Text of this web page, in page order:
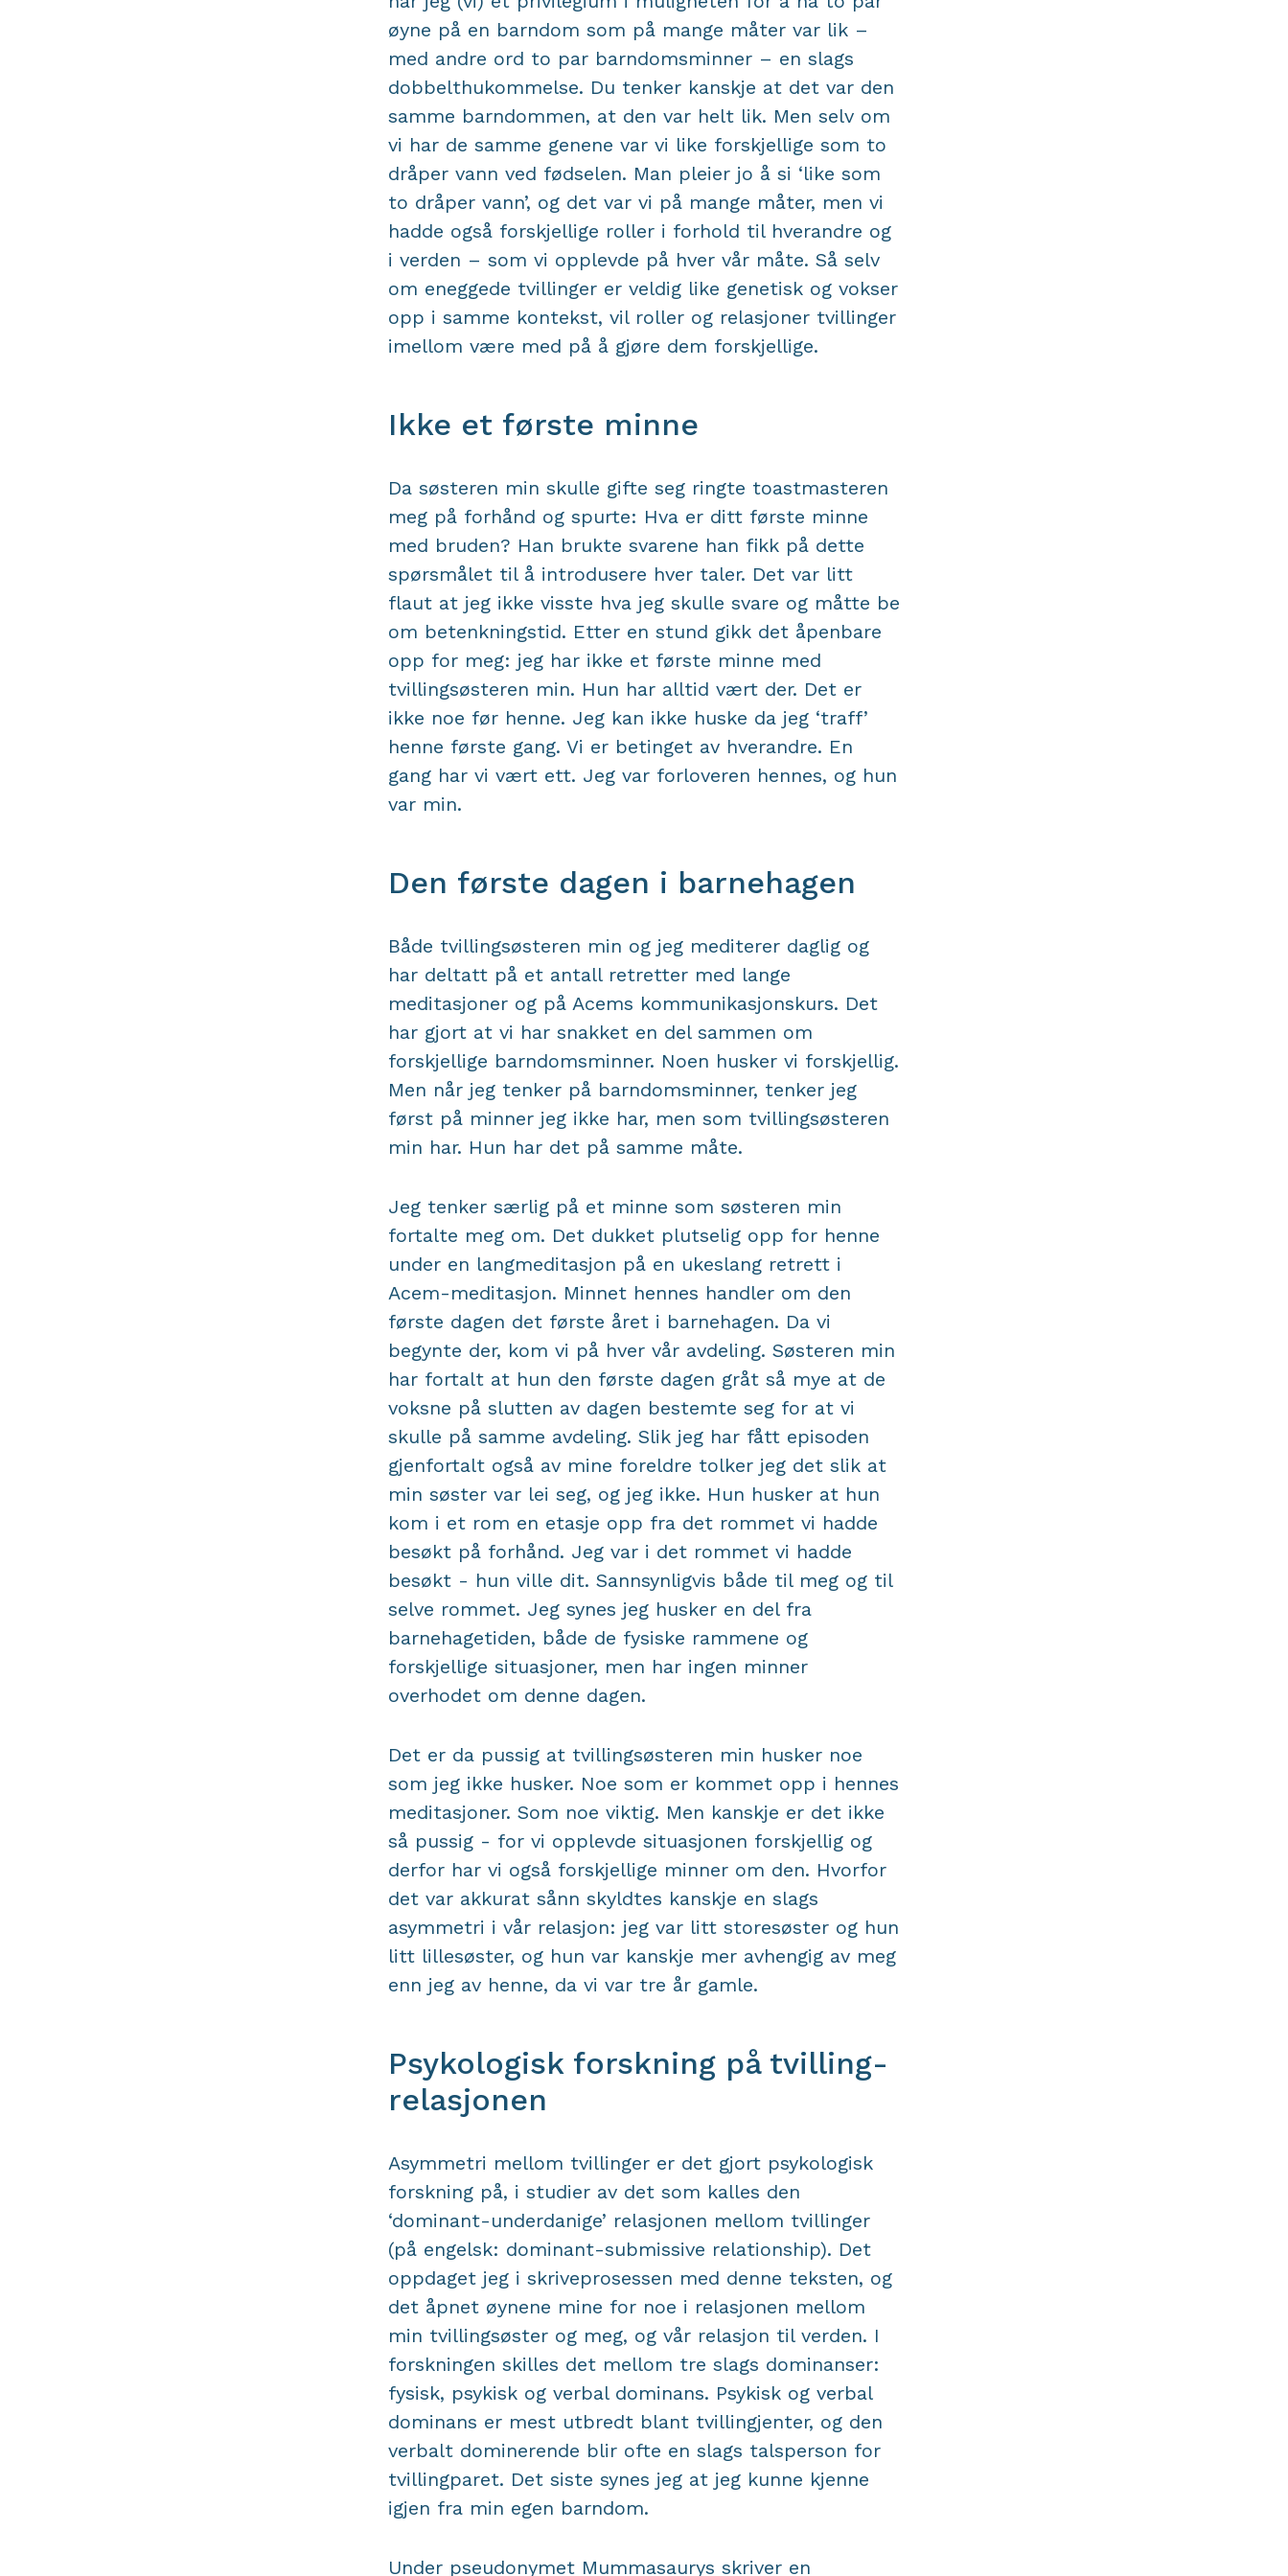
øyne på en barndom som på mange måter var lik –
med andre ord to par barndomsminner – en slags
dobbelthukommelse. Du tenker kanskje at det var den
samme barndommen, at den var helt lik. Men selv om
vi har de samme genene var vi like forskjellige som to
dråper vann ved fødselen. Man pleier jo å si ‘like som
to dråper vann’, og det var vi på mange måter, men vi
hadde også forskjellige roller i forhold til hverandre og
i verden – som vi opplevde på hver vår måte. Så selv
om eneggede tvillinger er veldig like genetisk og vokser
opp i samme kontekst, vil roller og relasjoner tvillinger
imellom være med på å gjøre dem forskjellige.
Ikke et første minne
Da søsteren min skulle gifte seg ringte toastmasteren
meg på forhånd og spurte: Hva er ditt første minne
med bruden? Han brukte svarene han fikk på dette
spørsmålet til å introdusere hver taler. Det var litt
flaut at jeg ikke visste hva jeg skulle svare og måtte be
om betenkningstid. Etter en stund gikk det åpenbare
opp for meg: jeg har ikke et første minne med
tvillingsøsteren min. Hun har alltid vært der. Det er
ikke noe før henne. Jeg kan ikke huske da jeg ‘traff’
henne første gang. Vi er betinget av hverandre. En
gang har vi vært ett. Jeg var forloveren hennes, og hun
var min.
Den første dagen i barnehagen
Både tvillingsøsteren min og jeg mediterer daglig og
har deltatt på et antall retretter med lange
meditasjoner og på Acems kommunikasjonskurs. Det
har gjort at vi har snakket en del sammen om
forskjellige barndomsminner. Noen husker vi forskjellig.
Men når jeg tenker på barndomsminner, tenker jeg
først på minner jeg ikke har, men som tvillingsøsteren
min har. Hun har det på samme måte.
Jeg tenker særlig på et minne som søsteren min
fortalte meg om. Det dukket plutselig opp for henne
under en langmeditasjon på en ukeslang retrett i
Acem-meditasjon. Minnet hennes handler om den
første dagen det første året i barnehagen. Da vi
begynte der, kom vi på hver vår avdeling. Søsteren min
har fortalt at hun den første dagen gråt så mye at de
voksne på slutten av dagen bestemte seg for at vi
skulle på samme avdeling. Slik jeg har fått episoden
gjenfortalt også av mine foreldre tolker jeg det slik at
min søster var lei seg, og jeg ikke. Hun husker at hun
kom i et rom en etasje opp fra det rommet vi hadde
besøkt på forhånd. Jeg var i det rommet vi hadde
besøkt - hun ville dit. Sannsynligvis både til meg og til
selve rommet. Jeg synes jeg husker en del fra
barnehagetiden, både de fysiske rammene og
forskjellige situasjoner, men har ingen minner
overhodet om denne dagen.
Det er da pussig at tvillingsøsteren min husker noe
som jeg ikke husker. Noe som er kommet opp i hennes
meditasjoner. Som noe viktig. Men kanskje er det ikke
så pussig - for vi opplevde situasjonen forskjellig og
derfor har vi også forskjellige minner om den. Hvorfor
det var akkurat sånn skyldtes kanskje en slags
asymmetri i vår relasjon: jeg var litt storesøster og hun
litt lillesøster, og hun var kanskje mer avhengig av meg
enn jeg av henne, da vi var tre år gamle.
Psykologisk forskning på tvilling-
relasjonen
Asymmetri mellom tvillinger er det gjort psykologisk
forskning på, i studier av det som kalles den
‘dominant-underdanige’ relasjonen mellom tvillinger
(på engelsk: dominant-submissive relationship). Det
oppdaget jeg i skriveprosessen med denne teksten, og
det åpnet øynene mine for noe i relasjonen mellom
min tvillingsøster og meg, og vår relasjon til verden. I
forskningen skilles det mellom tre slags dominanser:
fysisk, psykisk og verbal dominans. Psykisk og verbal
dominans er mest utbredt blant tvillingjenter, og den
verbalt dominerende blir ofte en slags talsperson for
tvillingparet. Det siste synes jeg at jeg kunne kjenne
igjen fra min egen barndom.
Under pseudonymet Mummasaurys skriver en